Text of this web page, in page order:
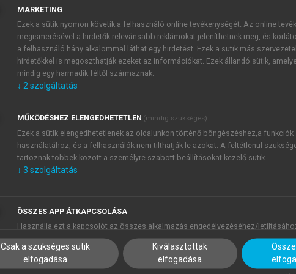
MARKETING
Ezek a sütik nyomon követik a felhasználó online tevékenységét. Az online
megismerésével a hirdetők relevánsabb reklámokat jeleníthetnek meg, és
a felhasználó hány alkalommal láthat egy hirdetést. Ezek a sütik más
hirdetőkkel is megoszthatják ezeket az információkat. Ezek állandó sütik,
mindig egy harmadik féltől származnak.
↓ 2szolgáltatás
MŰKÖDÉSHEZ ELENGEDHETETLEN (mindig szükséges)
Ezek a sütik elengedhetetlenek az oldalunkon történő böngészéshez,a funkciók
használatához, és a felhasználók nem tilthatják le azokat. A feltétlenül
tartoznak többek között a személyre szabott beállításokat kezelő sütik.
↓ 3 szolgáltatás
ÖSSZES APP ÁTKAPCSOLÁSA
Használja ezt a kapcsolót az összes alkalmazás engedélyezéséhez/
Csak a szükséges sütik
elfogadása
Kiválasztottak
elfogadása